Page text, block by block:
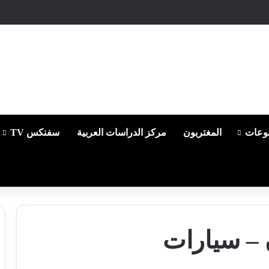
المغتربون مركز الدراسات العربية سفنكس TV
– سيارات